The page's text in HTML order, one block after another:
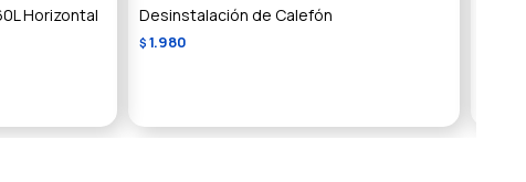
Horizontal Desinstalación de Calefón
$ 1.980